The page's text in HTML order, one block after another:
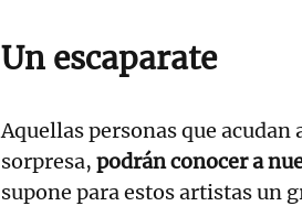
Un escaparate
Aquellas personas que
sorpresa, podrán conocer a
supone para estos artistas un